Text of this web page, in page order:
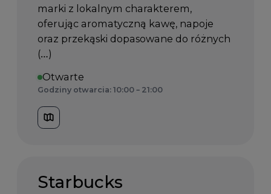
marki z lokalnym charakterem,
oferując aromatyczną kawę, napoje
oraz przekąski dopasowane do różnych
(…)
Otwarte
Godziny otwarcia: 10:00 – 21:00
Starbucks